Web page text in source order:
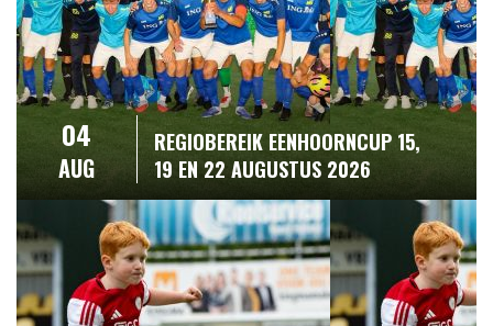
04
AUG
REGIOBEREIK EENHOORNCUP 15,
19 EN 22 AUGUSTUS 2026